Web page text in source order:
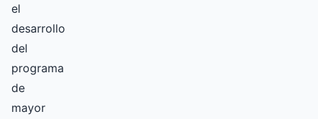
el
desarrollo
del
programa
de
mayor